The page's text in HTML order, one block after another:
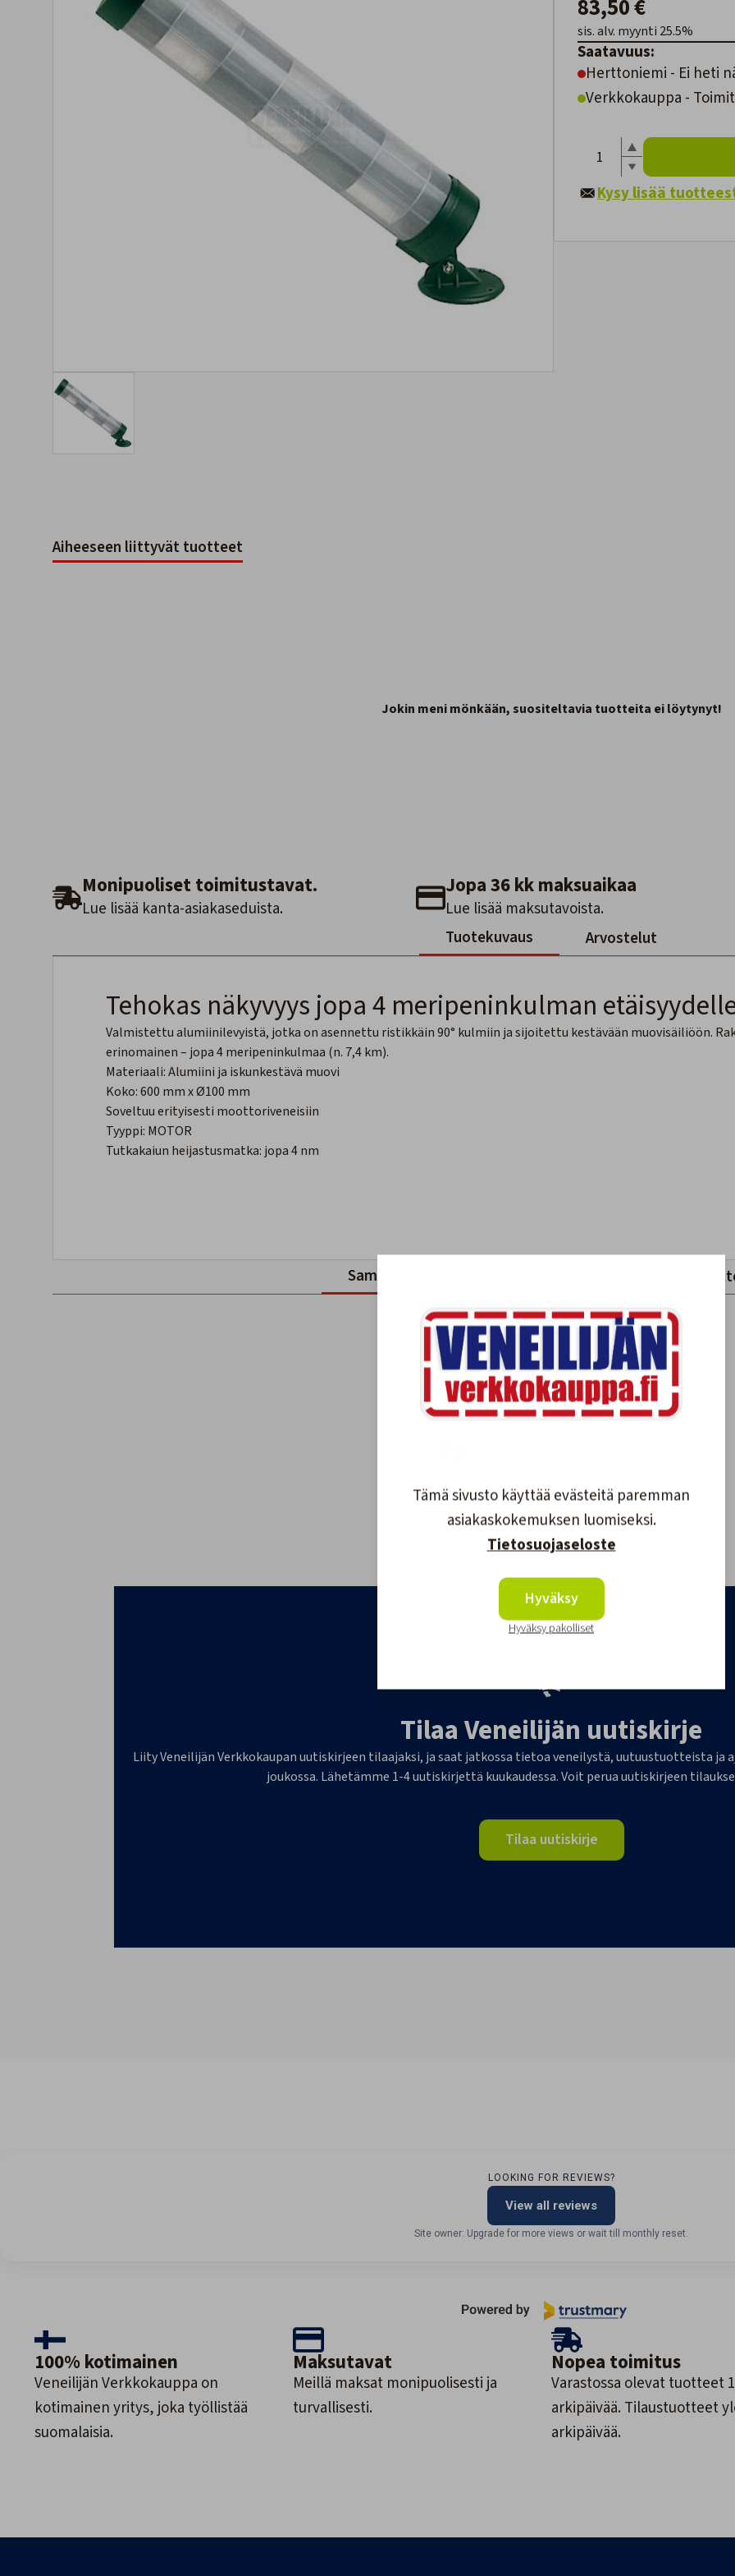
83,50 €
sis. alv. myynti 25.5%
Saatavuus:
Herttoniemi - Ei heti
Verkkokauppa -
Kysy lisää
Aiheeseen liittyvät tuotteet
Jokin meni mönkään, suositeltavia tuotteita ei löytynyt!
Monipuoliset toimitustavat.
Lue lisää kanta-asiakaseduista.
Jopa 36 kk maksuaikaa
Lue lisää maksutavoista.
Tuotekuvaus
Arvostelut
Tehokas näkyvyys jopa 4 meripeninkulman
Valmistettu alumiinilevyistä, jotka on asennettu ristikkäin 90° kulmiin ja sijoitettu kestävään muovisäiliöön.
erinomainen – jopa 4 meripeninkulmaa (n. 7,4 km).
Materiaali: Alumiini ja iskunkestävä muovi
Koko: 600 mm x Ø100 mm
Soveltuu erityisesti moottoriveneisiin
Tyyppi: MOTOR
Tutkakaiun heijastusmatka: jopa 4 nm
Samankaltaiset tuotteet Viimeksi katsotut
Tilaa Veneilijän uutiskirje
Liity Veneilijän Verkkokaupan uutiskirjeen tilaajaksi, ja saat jatkossa tietoa veneilystä, uutuustuotteista
joukossa. Lähetämme 1-4 uutiskirjettä kuukaudessa. Voit perua uutiskirjeen
Tilaa uutiskirje
LOOKING FOR REVIEWS?
View all reviews
Site owner: Upgrade for more views or wait till monthly reset.
100% kotimainen
Veneilijän Verkkokauppa on
kotimainen yritys, joka työllistää
suomalaisia.
Maksutavat
Meillä maksat monipuolisesti ja
turvallisesti.
Nopea toimitus
Varastossa olevat tuotteet
arkipäivää. Tilaustuotteet
arkipäivää.
Tämä sivusto käyttää evästeitä paremman
asiakaskokemuksen luomiseksi.
Tietosuojaseloste
Hyväksy
Hyväksy pakolliset